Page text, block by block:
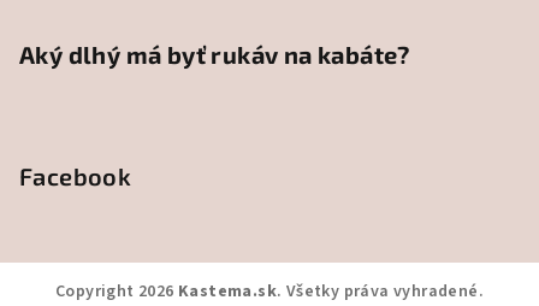
Aký dlhý má byť rukáv na kabáte?
Facebook
Copyright 2026 Kastema.sk. Všetky práva vyhradené.